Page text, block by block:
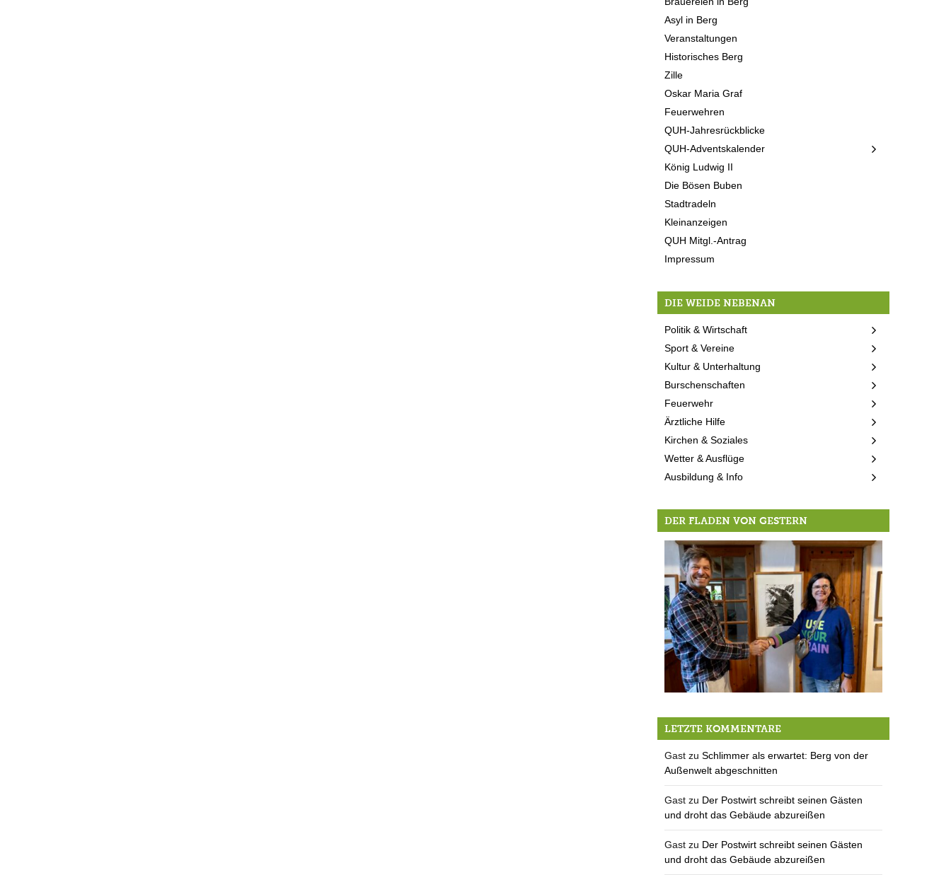
Asyl in Berg
Veranstaltungen
Historisches Berg
Zille
Oskar Maria Graf
Feuerwehren
QUH-Jahresrückblicke
QUH-Adventskalender
König Ludwig II
Die Bösen Buben
Stadtradeln
Kleinanzeigen
QUH Mitgl.-Antrag
Impressum
DIE WEIDE NEBENAN
Politik & Wirtschaft
Sport & Vereine
Kultur & Unterhaltung
Burschenschaften
Feuerwehr
Ärztliche Hilfe
Kirchen & Soziales
Wetter & Ausflüge
Ausbildung & Info
DER FLADEN VON GESTERN
LETZTE KOMMENTARE
Gast zuSchlimmer als erwartet: Berg von der
Außenwelt abgeschnitten
Gast zu Der Postwirt schreibt seinen Gästen
und droht das Gebäude abzureißen
Gast zu Der Postwirt schreibt seinen Gästen
und droht das Gebäude abzureißen